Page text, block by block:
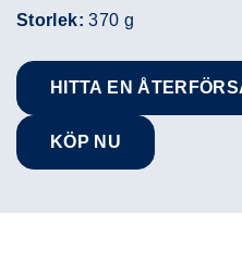
Storlek: 370 g
HITTA EN
KÖP NU